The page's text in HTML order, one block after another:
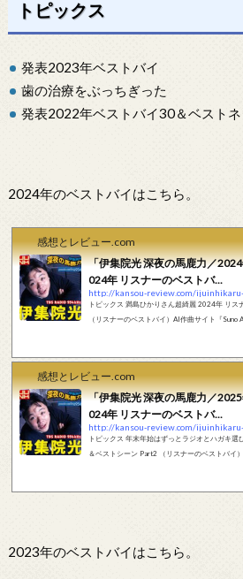
トピックス
発表2023年ベストバイ
歯の治療をぶっちぎった
発表2022年ベストバイ30＆ベスト
2024年のベストバイはこちら。
感想とレビュー.com
「伊集院光 深夜の馬鹿力／
024年 リスナーのベストバ...
http://kansou-review.com/
トピックス 満島ひかりさん超綺麗 2024年 リスナーのベストバイ＆ベストシーン Part1
（リスナーのベストバイ）AI作曲サイト『Suno AI』 （リスナーのベストバイ）飲食
谷』 （リスナーのベストバイ）映画『THE MOLE』 （リスナーのベストバイ）ゲーム『T
感想とレビュー.com
「伊集院光 深夜の馬鹿力／
024年 リスナーのベストバ...
http://kansou-review.com/
トピックス 年末年始はずっとラジオとハガキ選び 正月なにしてた？ リスナーのベストバイ
＆ベストシーン Part2 （リスナーのベストバイ）漫画『ふつうの軽音部』 （リスナーのベ
2023年のベストバイはこちら。